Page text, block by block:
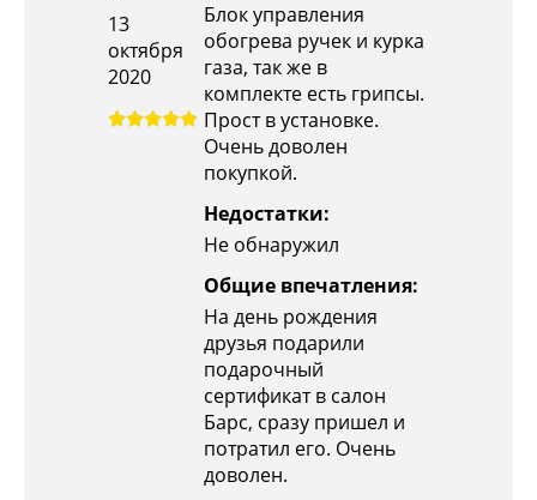
13
октября
2020
Блок управления
обогрева ручек и курка
газа, так же в
комплекте есть грипсы.
Прост в установке.
Очень доволен
покупкой.
Недостатки:
Не обнаружил
Общие впечатления:
На день рождения
друзья подарили
подарочный
сертификат в салон
Барс, сразу пришел и
потратил его. Очень
доволен.